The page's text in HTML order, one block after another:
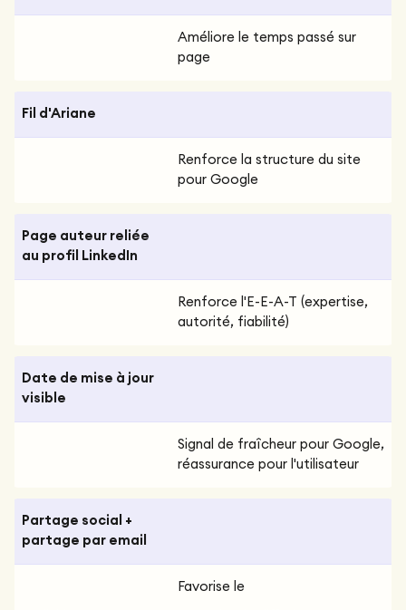
Améliore le temps passé sur
page
Fil d'Ariane
Renforce la structure du site
pour Google
Page auteur reliée
au profil LinkedIn
Renforce l'E-E-A-T (expertise,
autorité, fiabilité)
Date de mise à jour
visible
Signal de fraîcheur pour Google,
réassurance pour l'utilisateur
Partage social +
partage par email
Favorise le